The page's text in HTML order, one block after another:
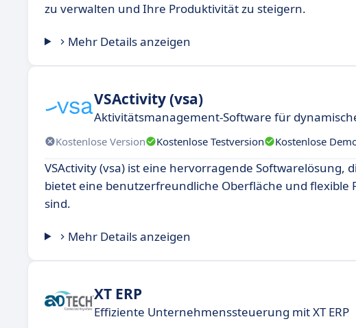
zu verwalten und Ihre Produktivität zu steigern.
Mehr Details anzeigen
VSActivity (vsa)
Aktivitätsmanagement-Software für
Kostenlose Version Kostenlose Testversion Kostenlose
VSActivity (vsa) ist eine hervorragende Softwarelösung,
bietet eine benutzerfreundliche Oberfläche und
sind.
Mehr Details anzeigen
XT ERP
Effiziente Unternehmenssteuerung mit XT ERP